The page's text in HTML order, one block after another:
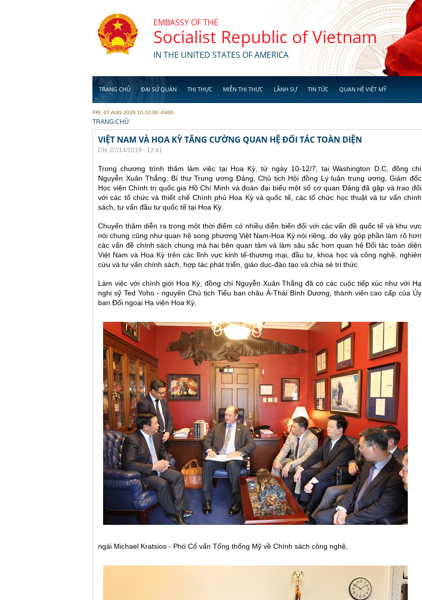
EMBASSY OF THE
Socialist Republic of Vietnam
IN THE UNITED STATES OF AMERICA
TRANG CHỦ ĐẠI SỨ QUÁN THỊ THỰC MIỄN THỊ THỰC LÃNH SỰ TIN TỨC QUAN HỆ VIỆT MỸ
FRI, 07 AUG 2026 10:10:00 -0400
YOU ARE HERE
TRANG CHỦ
VIỆT NAM VÀ HOA KỲ TĂNG CƯỜNG QUAN HỆ ĐỐI TÁC TOÀN DIỆN
CN, 07/14/2019 - 12:41
Trong chương trình thăm làm việc tại Hoa Kỳ, từ ngày 10-12/7, tại Washington D.C, đồng chí
Nguyễn Xuân Thắng, Bí thư Trung ương Đảng, Chủ tịch Hội đồng Lý luận trung ương, Giám đốc
Học viện Chính trị quốc gia Hồ Chí Minh và đoàn đại biểu một số cơ quan Đảng đã gặp và trao đổi
với các tổ chức và thiết chế Chính phủ Hoa Kỳ và quốc tế, các tổ chức học thuật và tư vấn chính
sách, tư vấn đầu tư quốc tế tại Hoa Kỳ.
Chuyến thăm diễn ra trong một thời điểm có nhiều diễn biến đối với các vấn đề quốc tế và khu vực
nói chung cũng như quan hệ song phương Việt Nam-Hoa Kỳ nói riêng, do vậy góp phần làm rõ hơn
các vấn đề chính sách chung mà hai bên quan tâm và làm sâu sắc hơn quan hệ Đối tác toàn diện
Việt Nam và Hoa Kỳ trên các lĩnh vực kinh tế-thương mại, đầu tư, khoa học và công nghệ, nghiên
cứu và tư vấn chính sách, hợp tác phát triển, giáo dục-đào tạo và chia sẻ tri thức.
Làm việc với chính giới Hoa Kỳ, đồng chí Nguyễn Xuân Thắng đã có các cuộc tiếp xúc như với Hạ
nghị sỹ Ted Yoho - nguyên Chủ tịch Tiểu ban châu Á-Thái Bình Dương, thành viên cao cấp của Ủy
ban Đối ngoại Hạ viện Hoa Kỳ,
ngài Michael Kratsios - Phó Cố vấn Tổng thống Mỹ về Chính sách công nghệ,